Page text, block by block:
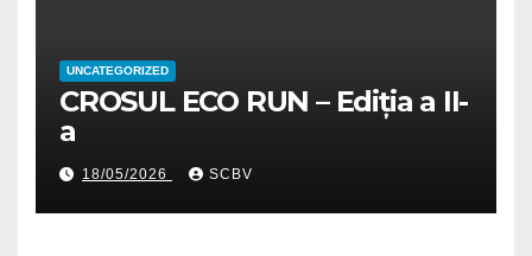
UNCATEGORIZED
CROSUL ECO RUN – Ediția a II-
a
18/05/2026 SCBV